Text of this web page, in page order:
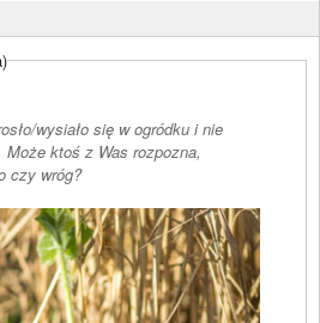
wysiało się w ogródku i nie
Może ktoś z Was rozpozna,
czy wróg?